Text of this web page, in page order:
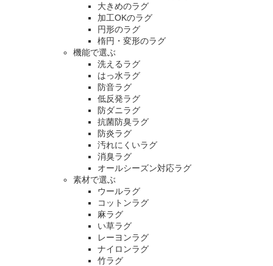
大きめのラグ
加工OKのラグ
円形のラグ
楕円・変形のラグ
機能で選ぶ
洗えるラグ
はっ水ラグ
防音ラグ
低反発ラグ
防ダニラグ
抗菌防臭ラグ
防炎ラグ
汚れにくいラグ
消臭ラグ
オールシーズン対応ラグ
素材で選ぶ
ウールラグ
コットンラグ
麻ラグ
い草ラグ
レーヨンラグ
ナイロンラグ
竹ラグ